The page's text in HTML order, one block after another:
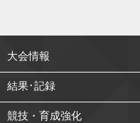
大会情報
結果･記録
競技・育成強化